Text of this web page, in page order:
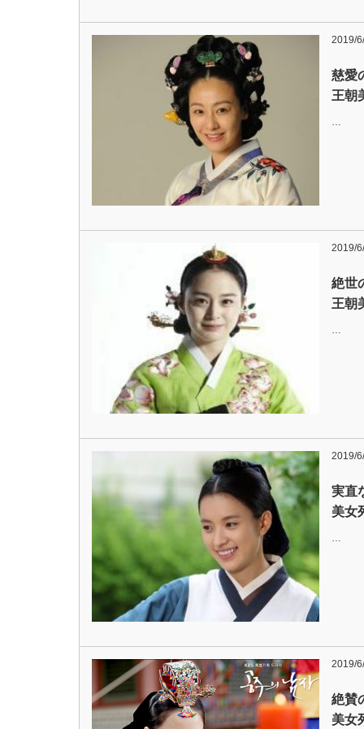
2019/
慈愛
王朝
…
2019/
絶世
王朝
…
2019/
実直
美女
…
2019/
絶賛
美女